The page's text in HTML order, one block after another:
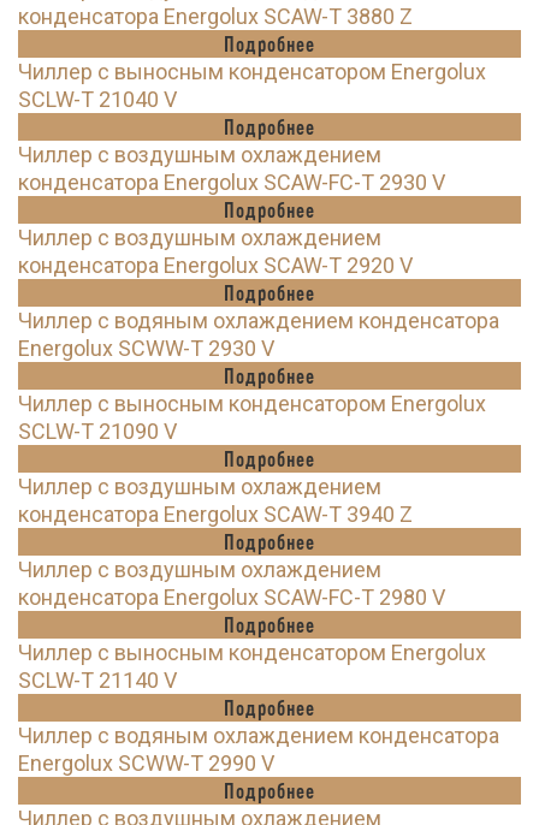
конденсатора Energolux SCAW-T 3880 Z
Подробнее
Чиллер с выносным конденсатором Energolux
SCLW-T 21040 V
Подробнее
Чиллер с воздушным охлаждением
конденсатора Energolux SCAW-FC-T 2930 V
Подробнее
Чиллер с воздушным охлаждением
конденсатора Energolux SCAW-T 2920 V
Подробнее
Чиллер с водяным охлаждением конденсатора
Energolux SCWW-T 2930 V
Подробнее
Чиллер с выносным конденсатором Energolux
SCLW-T 21090 V
Подробнее
Чиллер с воздушным охлаждением
конденсатора Energolux SCAW-T 3940 Z
Подробнее
Чиллер с воздушным охлаждением
конденсатора Energolux SCAW-FC-T 2980 V
Подробнее
Чиллер с выносным конденсатором Energolux
SCLW-T 21140 V
Подробнее
Чиллер с водяным охлаждением конденсатора
Energolux SCWW-T 2990 V
Подробнее
Чиллер с воздушным охлаждением